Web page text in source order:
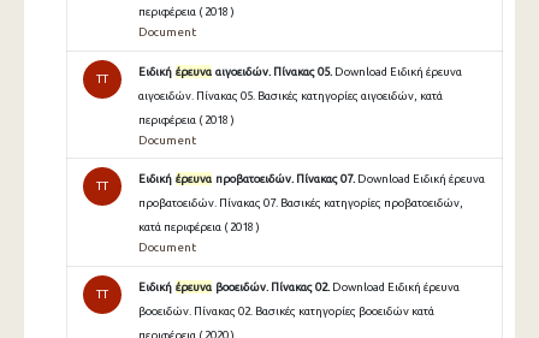
περιφέρεια ( 2018 )
Document
TT
Ειδική έρευνα αιγοειδών. Πίνακας 05. Download Ειδική έρευνα
αιγοειδών. Πίνακας 05. Βασικές κατηγορίες αιγοειδών, κατά
περιφέρεια ( 2018 )
Document
TT
Ειδική έρευνα προβατοειδών. Πίνακας 07. Download Ειδική έρευνα
προβατοειδών. Πίνακας 07. Βασικές κατηγορίες προβατοειδών,
κατά περιφέρεια ( 2018 )
Document
TT
Ειδική έρευνα βοοειδών. Πίνακας 02. Download Ειδική έρευνα
βοοειδών. Πίνακας 02. Βασικές κατηγορίες βοοειδών κατά
περιφέρεια ( 2020 )